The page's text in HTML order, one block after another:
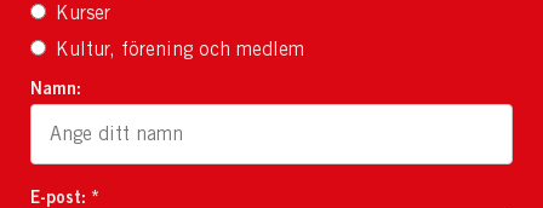
Kurser
Kultur, förening och medlem
Namn:
E-post: *